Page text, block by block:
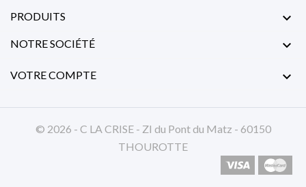
PRODUITS 
NOTRE SOCIÉTÉ 
VOTRE COMPTE 
© 2026 - C LA CRISE - ZI du Pont du Matz - 60150
THOUROTTE